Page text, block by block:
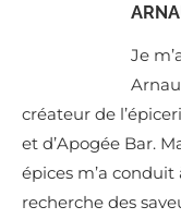
Je
créateur de
et d’Apogée Bar.
épices m’a
recherche des